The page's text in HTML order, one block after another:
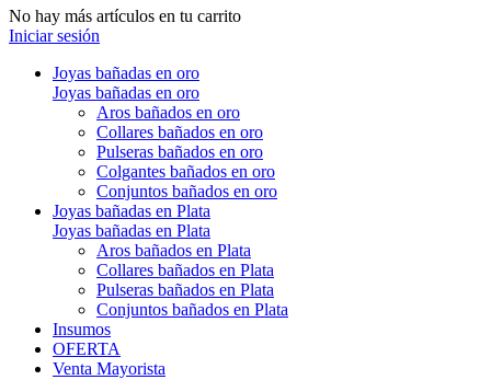
No hay más artículos en tu carrito
Iniciar sesión
Joyas bañadas en oro
Joyas bañadas en oro
Aros bañados en oro
Collares bañados en oro
Pulseras bañados en oro
Colgantes bañados en oro
Conjuntos bañados en oro
Joyas bañadas en Plata
Joyas bañadas en Plata
Aros bañados en Plata
Collares bañados en Plata
Pulseras bañados en Plata
Conjuntos bañados en Plata
Insumos
OFERTA
Venta Mayorista